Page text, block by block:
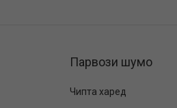
Парвози шумо
Чипта харед